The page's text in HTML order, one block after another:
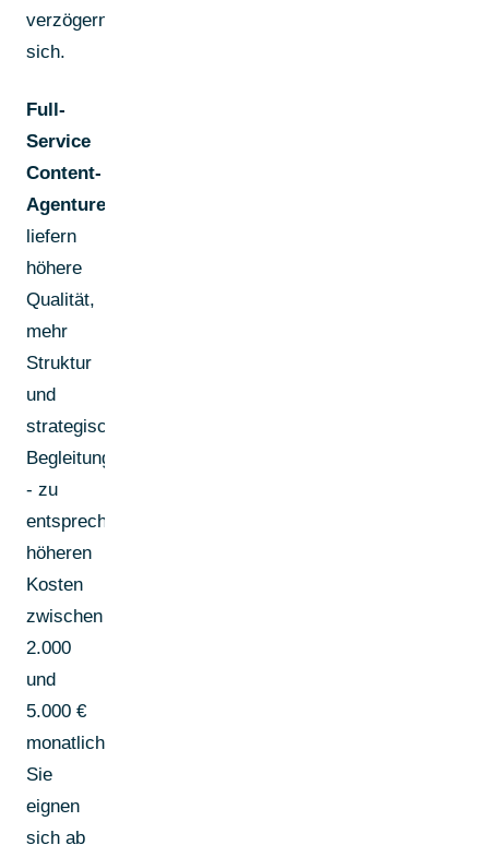
verzögern
sich.
Full-
Service
Content-
Agenturen
liefern
höhere
Qualität,
mehr
Struktur
und
strategische
Begleitung
- zu
entsprechend
höheren
Kosten
zwischen
2.000
und
5.000 €
monatlich.
Sie
eignen
sich ab